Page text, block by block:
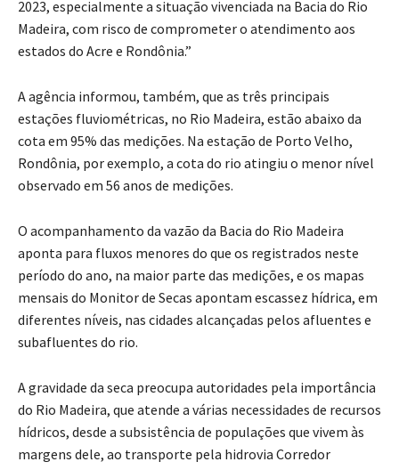
2023, especialmente a situação vivenciada na Bacia do Rio
Madeira, com risco de comprometer o atendimento aos
estados do Acre e Rondônia.”
A agência informou, também, que as três principais
estações fluviométricas, no Rio Madeira, estão abaixo da
cota em 95% das medições. Na estação de Porto Velho,
Rondônia, por exemplo, a cota do rio atingiu o menor nível
observado em 56 anos de medições.
O acompanhamento da vazão da Bacia do Rio Madeira
aponta para fluxos menores do que os registrados neste
período do ano, na maior parte das medições, e os mapas
mensais do Monitor de Secas apontam escassez hídrica, em
diferentes níveis, nas cidades alcançadas pelos afluentes e
subafluentes do rio.
A gravidade da seca preocupa autoridades pela importância
do Rio Madeira, que atende a várias necessidades de recursos
hídricos, desde a subsistência de populações que vivem às
margens dele, ao transporte pela hidrovia Corredor